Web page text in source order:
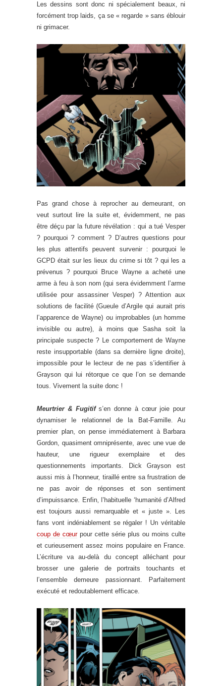
Les dessins sont donc ni spécialement beaux, ni
forcément trop laids, ça se « regarde » sans éblouir
ni grimacer.
Pas grand chose à reprocher au demeurant, on
veut surtout lire la suite et, évidemment, ne pas
être déçu par la future révélation : qui a tué Vesper
? pourquoi ? comment ? D’autres questions pour
les plus attentifs peuvent survenir : pourquoi le
GCPD était sur les lieux du crime si tôt ? qui les a
prévenus ? pourquoi Bruce Wayne a acheté une
arme à feu à son nom (qui sera évidemment l’arme
utilisée pour assassiner Vesper) ? Attention aux
solutions de facilité (Gueule d’Argile qui aurait pris
l’apparence de Wayne) ou improbables (un homme
invisible ou autre), à moins que Sasha soit la
principale suspecte ? Le comportement de Wayne
reste insupportable (dans sa dernière ligne droite),
impossible pour le lecteur de ne pas s’identifier à
Grayson qui lui rétorque ce que l’on se demande
tous. Vivement la suite donc !
Meurtrier & Fugitif s’en donne à cœur joie pour
dynamiser le relationnel de la Bat-Famille. Au
premier plan, on pense immédiatement à Barbara
Gordon, quasiment omniprésente, avec une vue de
hauteur, une rigueur exemplaire et des
questionnements importants. Dick Grayson est
aussi mis à l’honneur, tiraillé entre sa frustration de
ne pas avoir de réponses et son sentiment
d’impuissance. Enfin, l’habituelle ‘humanité d’Alfred
est toujours aussi remarquable et « juste ». Les
fans vont indéniablement se régaler ! Un véritable
coup de cœurpour cette série plus ou moins culte
et curieusement assez moins populaire en France.
L’écriture va au-delà du concept alléchant pour
brosser une galerie de portraits touchants et
l’ensemble demeure passionnant. Parfaitement
exécuté et redoutablement efficace.